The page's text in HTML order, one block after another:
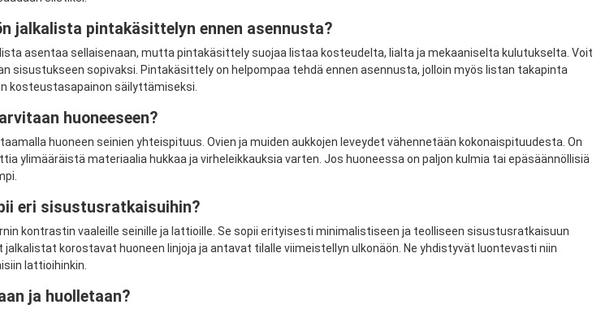
jalkalista pintakäsittelyn ennen asennusta?
asentaa sellaisenaan, mutta pintakäsittely suojaa listaa kosteudelta, lialta ja mekaaniselta kulutukselta. Voit
sisustukseen sopivaksi. Pintakäsittely on helpompaa tehdä ennen asennusta, jolloin myös listan takapinta
kosteustasapainon säilyttämiseksi.
huoneeseen?
huoneen seinien yhteispituus. Ovien ja muiden aukkojen leveydet vähennetään kokonaispituudesta. On
ylimääräistä materiaalia hukkaa ja virheleikkauksia varten. Jos huoneessa on paljon kulmia tai epäsäännöllisiä
eri sisustusratkaisuihin?
kontrastin vaaleille seinille ja lattioille. Se sopii erityisesti minimalistiseen ja teolliseen sisustusratkaisuun
korostavat huoneen linjoja ja antavat tilalle viimeistellyn ulkonäön. Ne yhdistyvät luontevasti niin
lattioihinkin.
ja huolletaan?